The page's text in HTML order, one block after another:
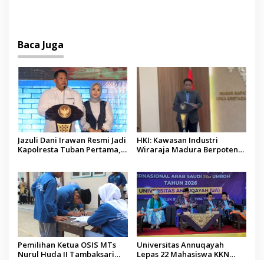
Baca Juga
Jazuli Dani Irawan Resmi Jadi
Kapolresta Tuban Pertama,
HKI: Kawasan Industri
Wiraraja Madura Berpotensi
Pemilihan Ketua OSIS MTs
Nurul Huda II Tambaksari
Universitas Annuqayah
Lepas 22 Mahasiswa KKN